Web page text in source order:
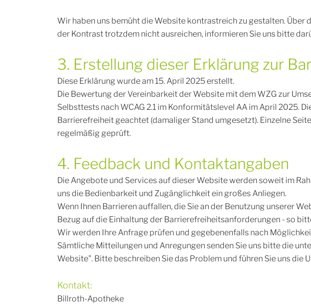
Wir haben uns bemüht die Website kontrastreich zu gestalten.
der Kontrast trotzdem nicht ausreichen, informieren Sie uns bitte
3. Erstellung dieser Erklärung zur
Diese Erklärung wurde am 15. April 2025 erstellt.
Die Bewertung der Vereinbarkeit der Website mit dem WZG zur
Selbsttests nach WCAG 2.1 im Konformitätslevel AA im April 2025.
Barrierefreiheit geachtet (damaliger Stand umgesetzt). Einzelne
regelmäßig geprüft.
4. Feedback und Kontaktangaben
Die Angebote und Services auf dieser Website werden soweit im
uns die Bedienbarkeit und Zugänglichkeit ein großes Anliegen.
Wenn Ihnen Barrieren auffallen, die Sie an der Benutzung unserer
Bezug auf die Einhaltung der Barrierefreiheitsanforderungen - so
Wir werden Ihre Anfrage prüfen und gegebenenfalls nach
Sämtliche Mitteilungen und Anregungen senden Sie uns bitte die
Website". Bitte beschreiben Sie das Problem und führen Sie uns die
Kontakt:
Billroth-Apotheke